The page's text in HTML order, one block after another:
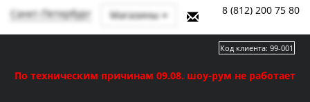
Санкт-Петербург Магазины 8 (812) 200 75 80
По техническим причинам 09.08. шоу-рум не работает
Код клиента: 99-001